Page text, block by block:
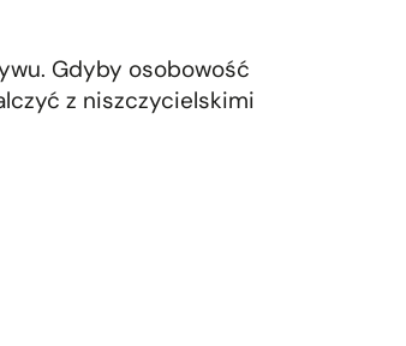
Gdyby osobowość
z niszczycielskimi